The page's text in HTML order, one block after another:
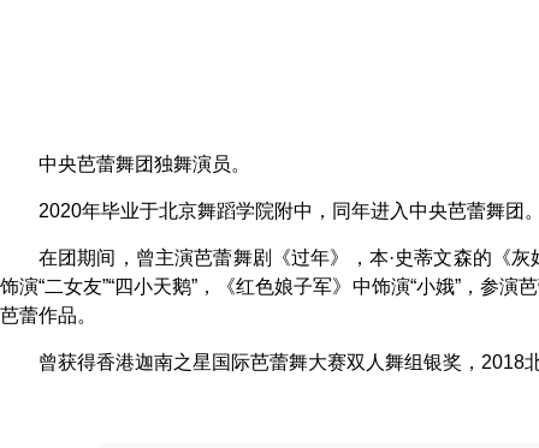
中央芭蕾舞团独舞演员。
2020年毕业于北京舞蹈学院附中，同年进入中央芭蕾舞团
在团期间，曾主演芭蕾舞剧《过年》，本·史蒂文森的《
饰演“二女友”“四小天鹅”，《红色娘子军》中饰演“小娥”，参
芭蕾作品。
曾获得香港迦南之星国际芭蕾舞大赛双人舞组银奖，